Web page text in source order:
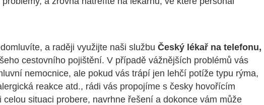
a raději využijte naši službu Český lékař na telefonu,
cestovního pojištění. V případě vážnějších problémů vás
nemocnice, ale pokud vás trápí jen lehčí potíže typu rýma,
reakce atd., rádi vás propojíme s česky hovořícím
celou situaci probere, navrhne řešení a dokonce vám může